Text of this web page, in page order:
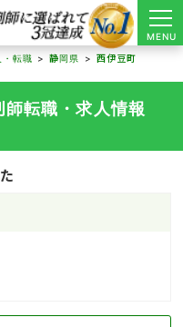
MENU
転職 静岡県 西伊豆町
転職・求人情報